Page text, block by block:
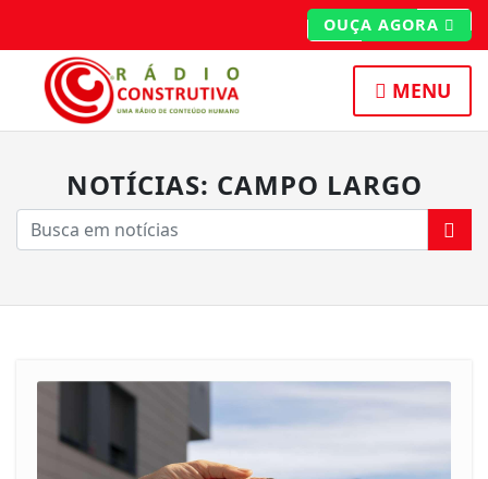
OUÇA AGORA
MENU
NOTÍCIAS: CAMPO LARGO